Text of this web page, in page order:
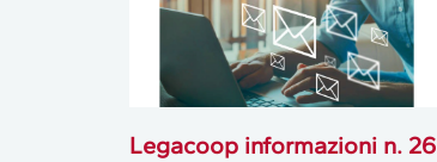
Legacoop informazioni n. 26